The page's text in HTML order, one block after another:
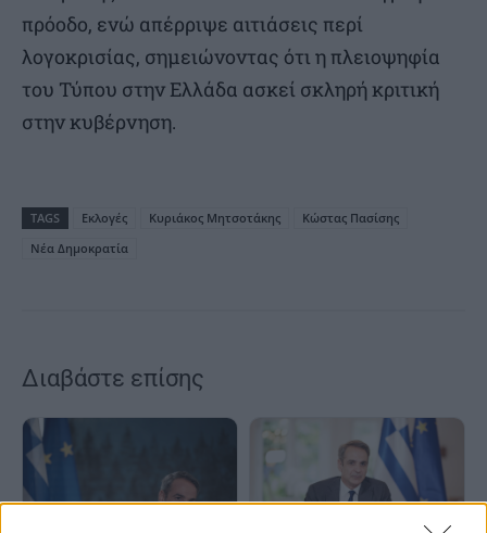
πρόοδο, ενώ απέρριψε αιτιάσεις περί
λογοκρισίας, σημειώνοντας ότι η πλειοψηφία
του Τύπου στην Ελλάδα ασκεί σκληρή κριτική
στην κυβέρνηση.
TAGS Εκλογές Κυριάκος Μητσοτάκης
Κώστας Πασίσης
Νέα Δημοκρατία
Διαβάστε επίσης